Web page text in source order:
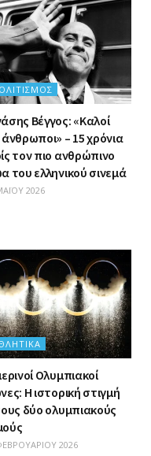
Βέγγος: «Καλοί
– 15 χρόνια
τον πιο ανθρώπινο
του ελληνικού σινεμά
2026
Ολυμπιακοί
Η ιστορική στιγμή
δύο ολυμπιακούς
2026